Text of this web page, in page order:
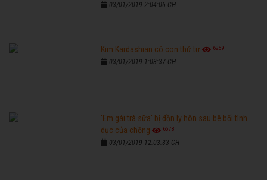
03/01/2019 2:04:06 CH
Kim Kardashian có con thứ tư 6259
03/01/2019 1:03:37 CH
'Em gái trà sữa' bị đồn ly hôn sau bê bối tình
dục của chồng
6578
03/01/2019 12:03:33 CH